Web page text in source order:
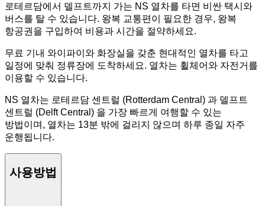
로테르담에서 델프트까지 가는 NS 열차를 타면 비싼 택시와
버스를 탈 수 있습니다. 왕복 교통편이 필요한 경우, 왕복
항공권을 구입하여 비용과 시간을 절약하세요.
무료 기내 와이파이와 화장실을 갖춘 현대적인 열차를 타고
일정에 맞춰 정류장에 도착하세요. 열차는 휠체어와 자전거를
이용할 수 있습니다.
NS 열차는 로테르담 센트럴 (Rotterdam Central) 과 델프트
센트럴 (Delft Central) 을 가장 빠르게 여행할 수 있는
방법이며, 열차는 13분 밖에 걸리지 않으며 하루 종일 자주
운행됩니다.
사용방법